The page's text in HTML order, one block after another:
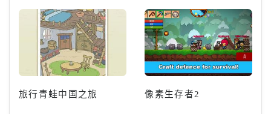
旅行青蛙中国之旅 像素生存者2